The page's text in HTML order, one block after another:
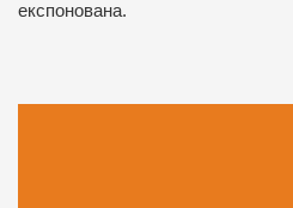
експонована.